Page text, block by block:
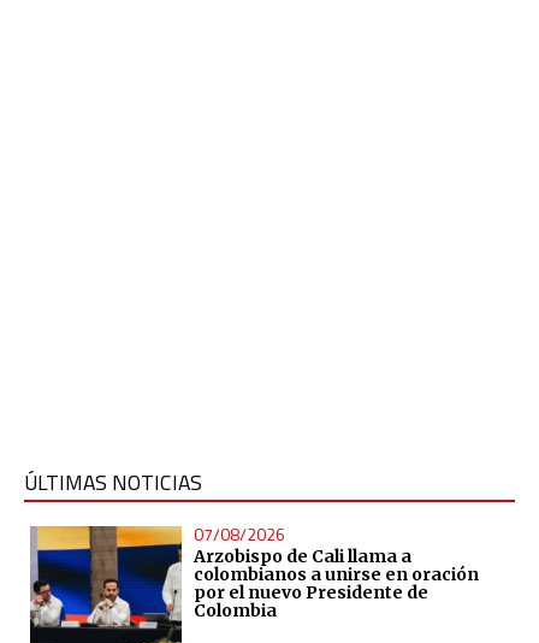
ÚLTIMAS NOTICIAS
07/08/2026
Arzobispo de Cali llama a
colombianos a unirse en oración
por el nuevo Presidente de
Colombia